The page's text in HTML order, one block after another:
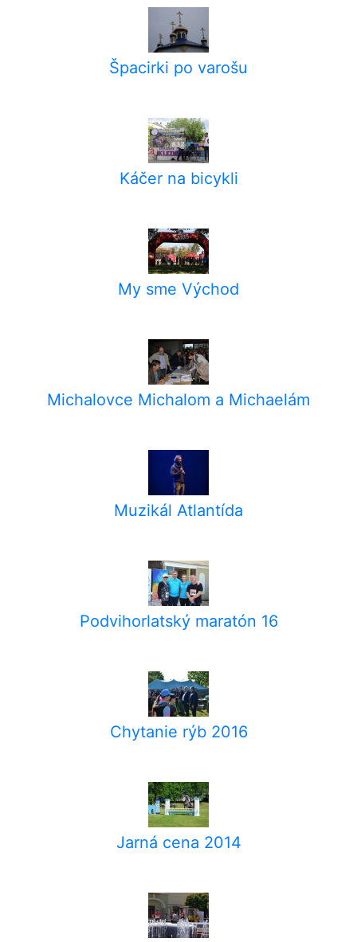
Špacirki po varošu
Káčer na bicykli
My sme Východ
Michalovce Michalom a Michaelám
Muzikál Atlantída
Podvihorlatský maratón 16
Chytanie rýb 2016
Jarná cena 2014